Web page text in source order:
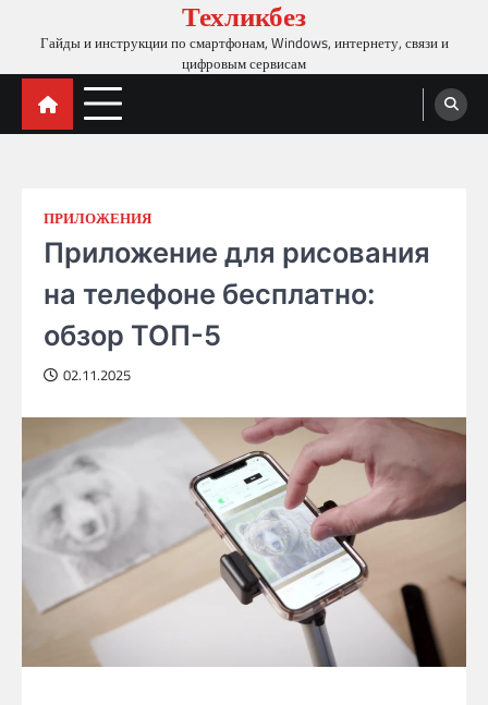
Техликбез
Гайды и инструкции по смартфонам, Windows, интернету, связи и
цифровым сервисам
ПРИЛОЖЕНИЯ
Приложение для рисования
на телефоне бесплатно:
обзор ТОП-5
02.11.2025